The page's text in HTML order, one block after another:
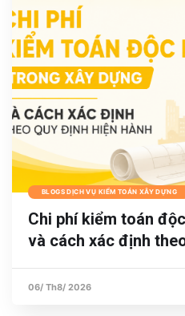
BLOGS DỊCH VỤ KIỂM TOÁN XÂY DỰNG
Chi phí kiểm toán
và cách xác định
06/ Th8/ 2026